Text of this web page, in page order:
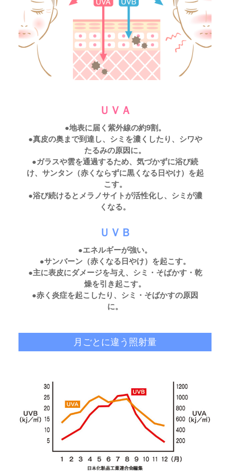
ＵＶＡ
●地表に届く紫外線の約9割。
●真皮の奥まで到達し、シミを濃くしたり、シワや
たるみの原因に。
●ガラスや雲を通過するため、気づかずに浴び続
け、サンタン（赤くならずに黒くなる日やけ）を起
こす。
●浴び続けるとメラノサイトが活性化し、シミが濃
くなる。
ＵＶＢ
●エネルギーが強い。
●サンバーン（赤くなる日やけ）を起こす。
●主に表皮にダメージを与え、シミ・そばかす・乾
燥を引き起こす。
●赤く炎症を起こしたり、シミ・そばかすの原因
に。
月ごとに違う照射量